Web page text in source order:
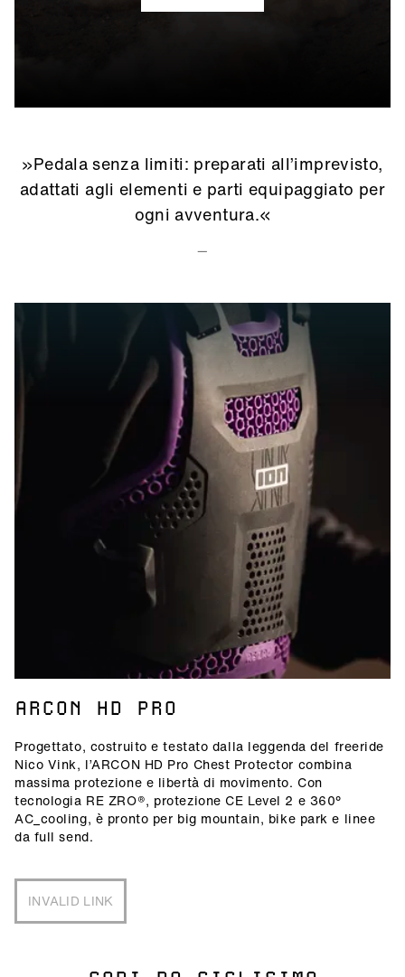
»Pedala senza limiti: preparati all’imprevisto,
adattati agli elementi e parti equipaggiato per
ogni avventura.«
—
ARCON HD PRO
Progettato, costruito e testato dalla leggenda del freeride
Nico Vink, l’ARCON HD Pro Chest Protector combina
massima protezione e libertà di movimento. Con
tecnologia RE ZRO®, protezione CE Level 2 e 360°
AC_cooling, è pronto per big mountain, bike park e linee
da full send.
INVALID LINK